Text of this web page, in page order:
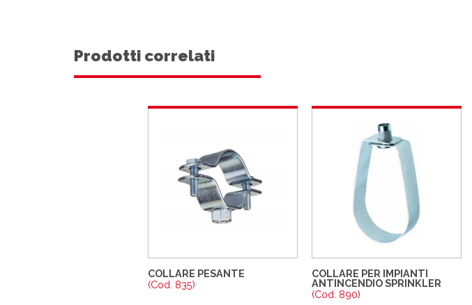
Prodotti correlati
COLLARE PESANTE
(Cod. 835)
COLLARE PER IMPIANTI
ANTINCENDIO SPRINKLER
(Cod. 890)